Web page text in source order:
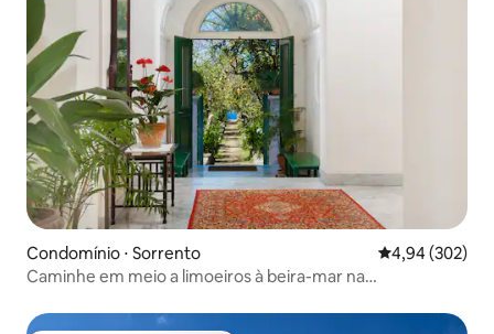
Condomínio ⋅ Sorrento 4,94 de uma
4,94 (302)
Caminhe em meio a limoeiros à beira-mar na